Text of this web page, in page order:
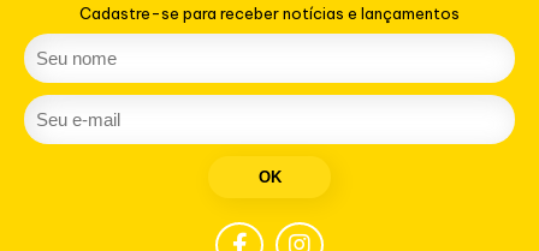
Cadastre-se para receber notícias e lançamentos
OK